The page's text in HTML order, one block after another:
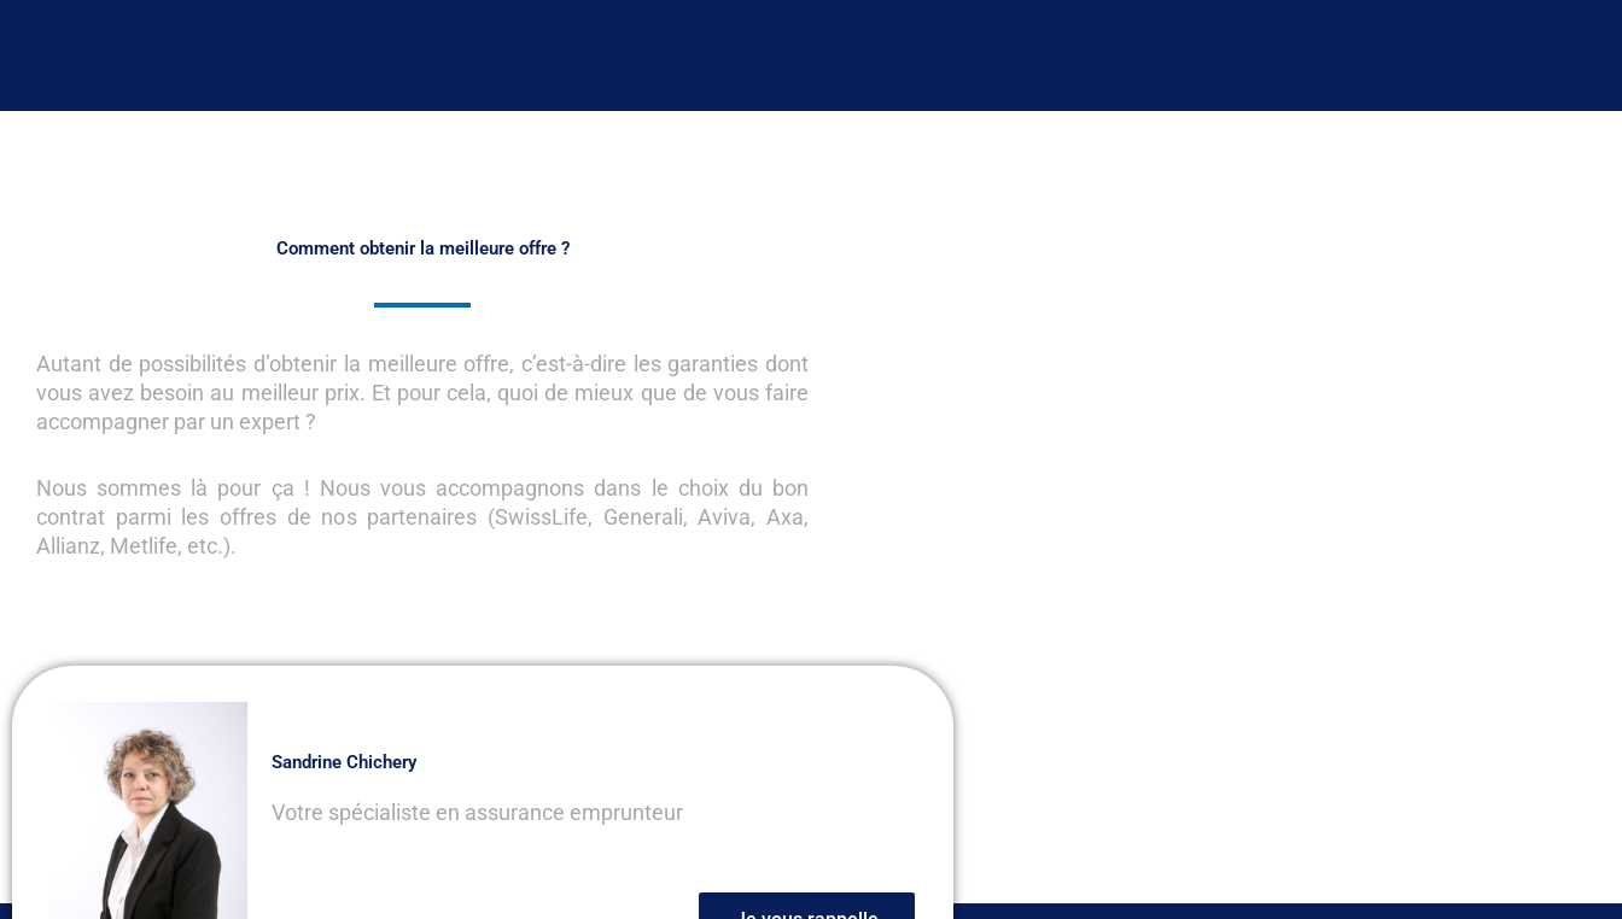
Comment obtenir la meilleure offre ?
Autant de possibilités d’obtenir la meilleure offre, c’est-à-dire les garanties dont
vous avez besoin au meilleur prix. Et pour cela, quoi de mieux que de vous faire
accompagner par un expert ?
Nous sommes là pour ça ! Nous vous accompagnons dans le choix du bon
contrat parmi les offres de nos partenaires (SwissLife, Generali, Aviva, Axa,
Allianz, Metlife, etc.).
Sandrine Chichery
Votre spécialiste en assurance emprunteur